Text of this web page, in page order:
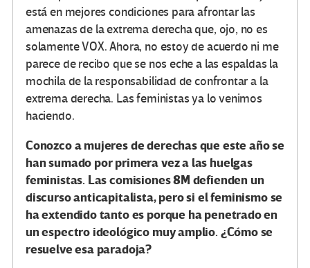
está en mejores condiciones para afrontar las
amenazas de la extrema derecha que, ojo, no es
solamente VOX. Ahora, no estoy de acuerdo ni me
parece de recibo que se nos eche a las espaldas la
mochila de la responsabilidad de confrontar a la
extrema derecha. Las feministas ya lo venimos
haciendo.
Conozco a mujeres de derechas que este año se
han sumado por primera vez a las huelgas
feministas. Las comisiones 8M defienden un
discurso anticapitalista, pero si el feminismo se
ha extendido tanto es porque ha penetrado en
un espectro ideológico muy amplio. ¿Cómo se
resuelve esa paradoja?